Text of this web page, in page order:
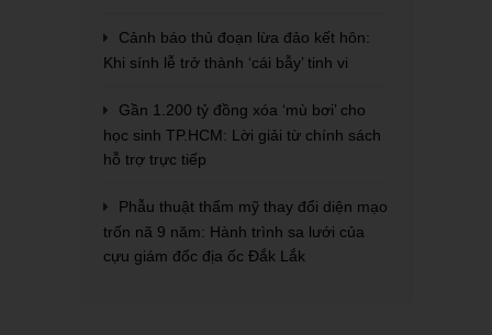
Cảnh báo thủ đoạn lừa đảo kết hôn:
Khi sính lễ trở thành ‘cái bẫy’ tinh vi
Gần 1.200 tỷ đồng xóa ‘mù bơi’ cho
học sinh TP.HCM: Lời giải từ chính sách
hỗ trợ trực tiếp
Phẫu thuật thẩm mỹ thay đổi diện mạo
trốn nã 9 năm: Hành trình sa lưới của
cựu giám đốc địa ốc Đắk Lắk